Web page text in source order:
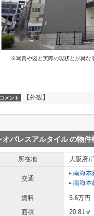
※写真や図と実際の現状とが異な
コメント 【外観】
オパレスアルタイルの物件
所在地 大阪府
交通
南海本
南海本
賃料 5.6万円
面積
20.81㎡